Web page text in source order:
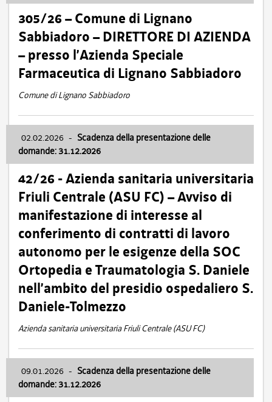
305/26 – Comune di Lignano
Sabbiadoro – DIRETTORE DI AZIENDA
– presso l’Azienda Speciale
Farmaceutica di Lignano Sabbiadoro
Comune di Lignano Sabbiadoro
02.02.2026 - Scadenza della presentazione delle
domande: 31.12.2026
42/26 - Azienda sanitaria universitaria
Friuli Centrale (ASU FC) – Avviso di
manifestazione di interesse al
conferimento di contratti di lavoro
autonomo per le esigenze della SOC
Ortopedia e Traumatologia S. Daniele
nell’ambito del presidio ospedaliero S.
Daniele-Tolmezzo
Azienda sanitaria universitaria Friuli Centrale (ASU FC)
09.01.2026 - Scadenza della presentazione delle
domande: 31.12.2026